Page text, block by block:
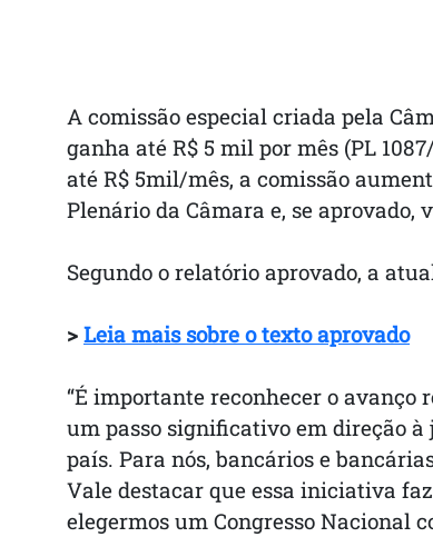
A comissão especial criada pela
ganha até R$ 5 mil por mês (PL
até R$ 5mil/mês, a comissão
Plenário da Câmara e, se aprovado,
Segundo o relatório aprovado, a
> Leia mais sobre o texto aprovado
“É importante reconhecer o avanço
um passo significativo em direção
país. Para nós, bancários e
Vale destacar que essa iniciativa
elegermos um Congresso Nacional